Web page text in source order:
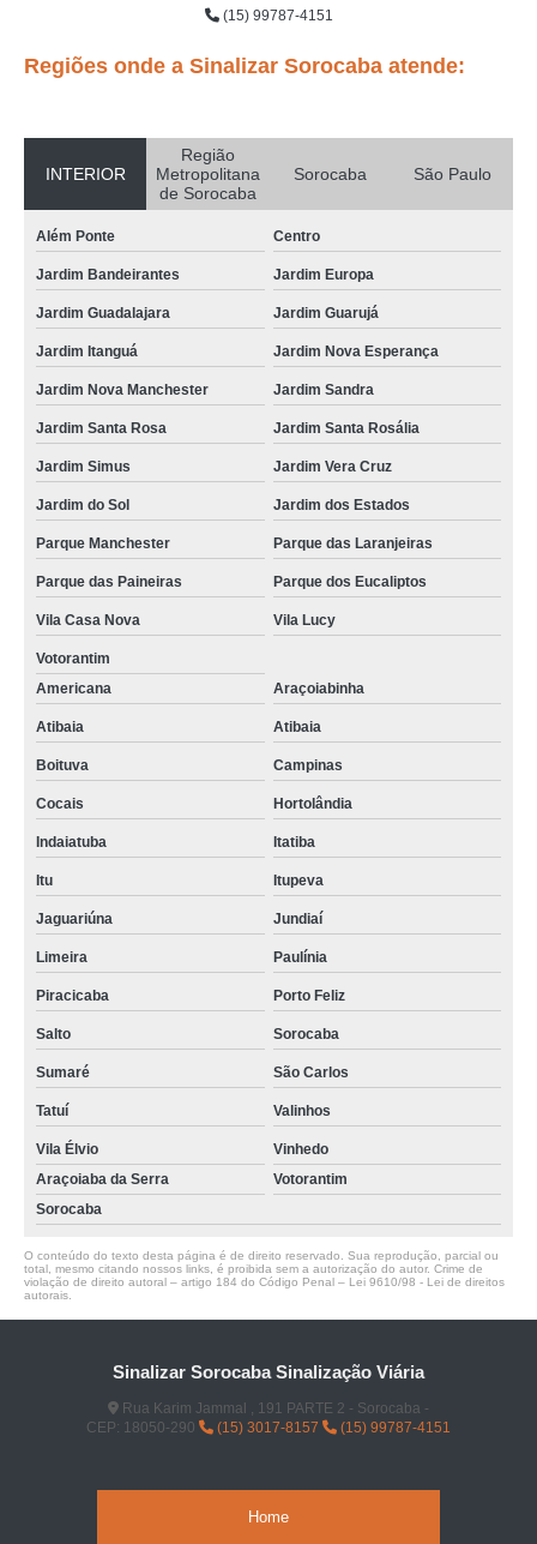
(15) 99787-4151
Regiões onde a Sinalizar Sorocaba atende:
INTERIOR
Região
Metropolitana
de Sorocaba
Sorocaba São Paulo
Além Ponte Centro
Jardim Bandeirantes Jardim Europa
Jardim Guadalajara Jardim Guarujá
Jardim Itanguá Jardim Nova Esperança
Jardim Nova Manchester Jardim Sandra
Jardim Santa Rosa Jardim Santa Rosália
Jardim Simus Jardim Vera Cruz
Jardim do Sol Jardim dos Estados
Parque Manchester Parque das Laranjeiras
Parque das Paineiras Parque dos Eucaliptos
Vila Casa Nova Vila Lucy
Votorantim
Americana
Araçoiabinha
Atibaia Atibaia
Boituva Campinas
Cocais Hortolândia
Indaiatuba Itatiba
Itu Itupeva
Jaguariúna Jundiaí
Limeira Paulínia
Piracicaba Porto Feliz
Salto Sorocaba
Sumaré São Carlos
Tatuí Valinhos
Vila Élvio
Vinhedo
Araçoiaba da Serra
Votorantim
Sorocaba
O conteúdo do texto desta página é de direito reservado. Sua reprodução, parcial ou
total, mesmo citando nossos links, é proibida sem a autorização do autor. Crime de
violação de direito autoral – artigo 184 do Código Penal – Lei 9610/98 - Lei de direitos
autorais
Sinalizar Sorocaba Sinalização Viária
Rua Karim Jammal , 191 PARTE 2 - Sorocaba -
CEP: 18050-290
(15) 3017-8157 (15) 99787-4151
Home